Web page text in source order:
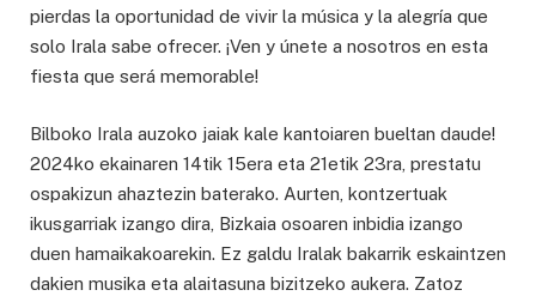
pierdas la oportunidad de vivir la música y la alegría que
solo Irala sabe ofrecer. ¡Ven y únete a nosotros en esta
fiesta que será memorable!
Bilboko Irala auzoko jaiak kale kantoiaren bueltan daude!
2024ko ekainaren 14tik 15era eta 21etik 23ra, prestatu
ospakizun ahaztezin baterako. Aurten, kontzertuak
ikusgarriak izango dira, Bizkaia osoaren inbidia izango
duen hamaikakoarekin. Ez galdu Iralak bakarrik eskaintzen
dakien musika eta alaitasuna bizitzeko aukera. Zatoz